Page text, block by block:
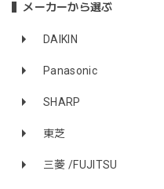
メーカーから選ぶ
DAIKIN
Panasonic
SHARP
東芝
三菱 /FUJITSU